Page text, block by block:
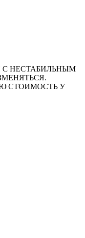
НЕСТАБИЛЬНЫМ
СТОИМОСТЬ У